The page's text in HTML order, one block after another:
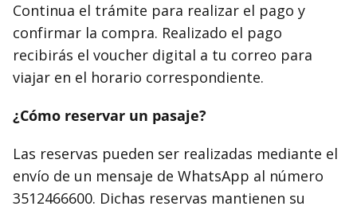
Continua el trámite para realizar el pago y
confirmar la compra. Realizado el pago
recibirás el voucher digital a tu correo para
viajar en el horario correspondiente.
¿Cómo reservar un pasaje?
Las reservas pueden ser realizadas mediante el
envío de un mensaje de WhatsApp al número
3512466600. Dichas reservas mantienen su